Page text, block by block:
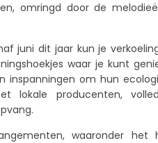
omringd door de
juni dit jaar kun je
waar je kunt
inspanningen om hun
lokale producenten,
waaronder het